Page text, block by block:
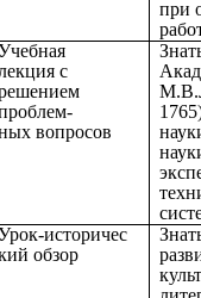
при
с
вопросов
историчес
обзор